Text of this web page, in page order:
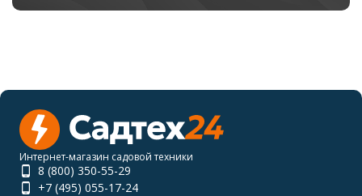
Интернет-магазин садовой техники
8 (800) 350-55-29
+7 (495) 055-17-24